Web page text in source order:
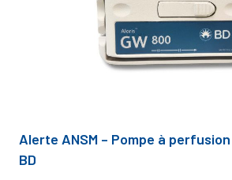
Alerte ANSM – Pompe à
BD